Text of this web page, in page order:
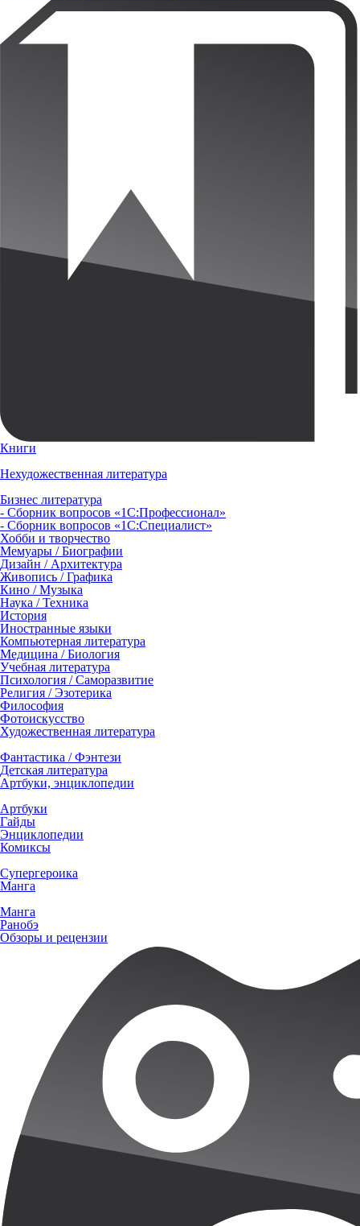
Книги
Нехудожественная литература
Бизнес литература
- Сборник вопросов «1С:Профессионал»
- Сборник вопросов «1С:Специалист»
Хобби и творчество
Мемуары / Биографии
Дизайн / Архитектура
Живопись / Графика
Кино / Музыка
Наука / Техника
История
Иностранные языки
Компьютерная литература
Медицина / Биология
Учебная литература
Психология / Саморазвитие
Религия / Эзотерика
Философия
Фотоискусство
Художественная литература
Фантастика / Фэнтези
Детская литература
Артбуки, энциклопедии
Артбуки
Гайды
Энциклопедии
Комиксы
Супергероика
Манга
Манга
Ранобэ
Обзоры и рецензии